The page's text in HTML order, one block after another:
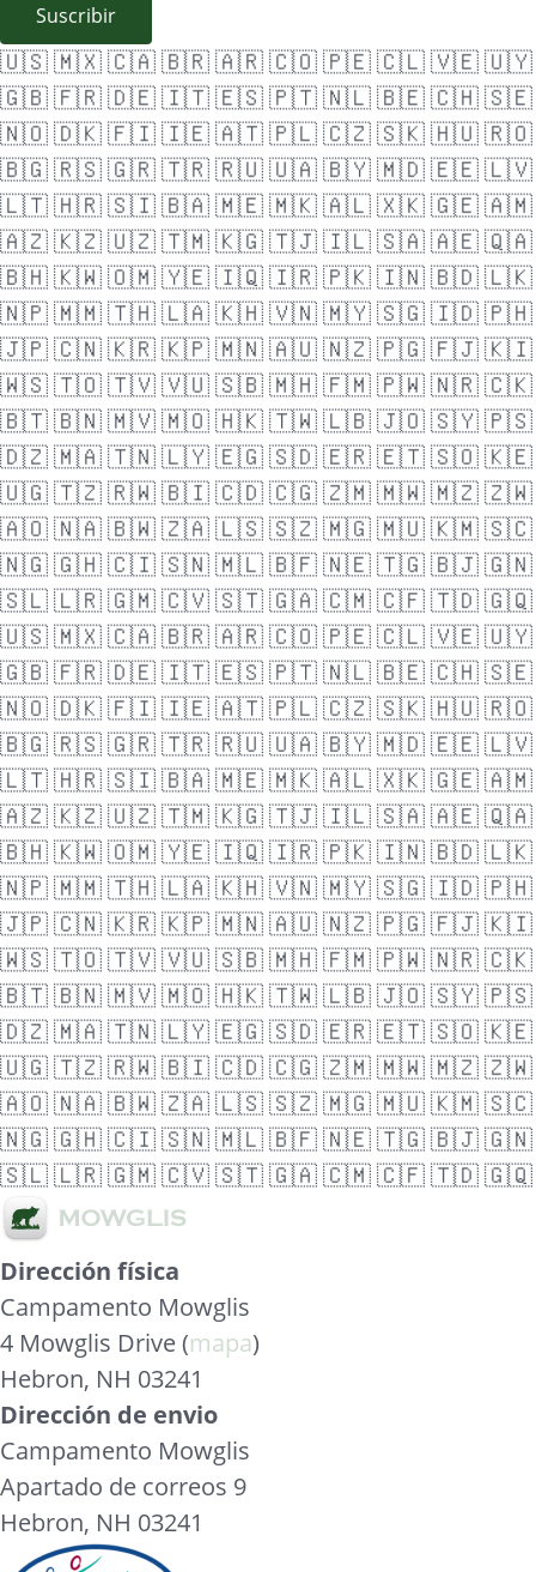
Suscribir
🇺🇸🇲🇽🇨🇦🇧🇷🇦🇷🇨🇴🇵🇪🇨🇱🇻🇪🇺🇾
🇬🇧🇫🇷🇩🇪🇮🇹🇪🇸🇵🇹🇳🇱🇧🇪🇨🇭🇸🇪
🇳🇴🇩🇰🇫🇮🇮🇪🇦🇹🇵🇱🇨🇿🇸🇰🇭🇺🇷🇴
🇧🇬🇷🇸🇬🇷🇹🇷🇷🇺🇺🇦🇧🇾🇲🇩🇪🇪🇱🇻
🇱🇹🇭🇷🇸🇮🇧🇦🇲🇪🇲🇰🇦🇱🇽🇰🇬🇪🇦🇲
🇦🇿🇰🇿🇺🇿🇹🇲🇰🇬🇹🇯🇮🇱🇸🇦🇦🇪🇶🇦
🇧🇭🇰🇼🇴🇲🇾🇪🇮🇶🇮🇷🇵🇰🇮🇳🇧🇩🇱🇰
🇳🇵🇲🇲🇹🇭🇱🇦🇰🇭🇻🇳🇲🇾🇸🇬🇮🇩🇵🇭
🇯🇵🇨🇳🇰🇷🇰🇵🇲🇳🇦🇺🇳🇿🇵🇬🇫🇯🇰🇮
🇼🇸🇹🇴🇹🇻🇻🇺🇸🇧🇲🇭🇫🇲🇵🇼🇳🇷🇨🇰
🇧🇹🇧🇳🇲🇻🇲🇴🇭🇰🇹🇼🇱🇧🇯🇴🇸🇾🇵🇸
🇩🇿🇲🇦🇹🇳🇱🇾🇪🇬🇸🇩🇪🇷🇪🇹🇸🇴🇰🇪
🇺🇬🇹🇿🇷🇼🇧🇮🇨🇩🇨🇬🇿🇲🇲🇼🇲🇿🇿🇼
🇦🇴🇳🇦🇧🇼🇿🇦🇱🇸🇸🇿🇲🇬🇲🇺🇰🇲🇸🇨
🇳🇬🇬🇭🇨🇮🇸🇳🇲🇱🇧🇫🇳🇪🇹🇬🇧🇯🇬🇳
🇸🇱🇱🇷🇬🇲🇨🇻🇸🇹🇬🇦🇨🇲🇨🇫🇹🇩🇬🇶
🇺🇸🇲🇽🇨🇦🇧🇷🇦🇷🇨🇴🇵🇪🇨🇱🇻🇪🇺🇾
🇬🇧🇫🇷🇩🇪🇮🇹🇪🇸🇵🇹🇳🇱🇧🇪🇨🇭🇸🇪
🇳🇴🇩🇰🇫🇮🇮🇪🇦🇹🇵🇱🇨🇿🇸🇰🇭🇺🇷🇴
🇧🇬🇷🇸🇬🇷🇹🇷🇷🇺🇺🇦🇧🇾🇲🇩🇪🇪🇱🇻
🇱🇹🇭🇷🇸🇮🇧🇦🇲🇪🇲🇰🇦🇱🇽🇰🇬🇪🇦🇲
🇦🇿🇰🇿🇺🇿🇹🇲🇰🇬🇹🇯🇮🇱🇸🇦🇦🇪🇶🇦
🇧🇭🇰🇼🇴🇲🇾🇪🇮🇶🇮🇷🇵🇰🇮🇳🇧🇩🇱🇰
🇳🇵🇲🇲🇹🇭🇱🇦🇰🇭🇻🇳🇲🇾🇸🇬🇮🇩🇵🇭
🇯🇵🇨🇳🇰🇷🇰🇵🇲🇳🇦🇺🇳🇿🇵🇬🇫🇯🇰🇮
🇼🇸🇹🇴🇹🇻🇻🇺🇸🇧🇲🇭🇫🇲🇵🇼🇳🇷🇨🇰
🇧🇹🇧🇳🇲🇻🇲🇴🇭🇰🇹🇼🇱🇧🇯🇴🇸🇾🇵🇸
🇩🇿🇲🇦🇹🇳🇱🇾🇪🇬🇸🇩🇪🇷🇪🇹🇸🇴🇰🇪
🇺🇬🇹🇿🇷🇼🇧🇮🇨🇩🇨🇬🇿🇲🇲🇼🇲🇿🇿🇼
🇦🇴🇳🇦🇧🇼🇿🇦🇱🇸🇸🇿🇲🇬🇲🇺🇰🇲🇸🇨
🇳🇬🇬🇭🇨🇮🇸🇳🇲🇱🇧🇫🇳🇪🇹🇬🇧🇯🇬🇳
🇸🇱🇱🇷🇬🇲🇨🇻🇸🇹🇬🇦🇨🇲🇨🇫🇹🇩🇬🇶
Dirección física
Campamento Mowglis
4 Mowglis Drive (mapa)
Hebron, NH 03241
Dirección de envio
Campamento Mowglis
Apartado de correos 9
Hebron, NH 03241